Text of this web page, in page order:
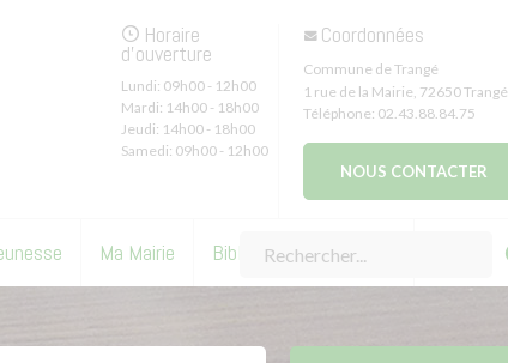
Horaire
d'ouverture
Lundi: 09h00 - 12h00
Mardi: 14h00 - 18h00
Jeudi: 14h00 - 18h00
Samedi: 09h00 - 12h00
Coordonnées
Commune de Trangé
1 rue de la Mairie, 72650Trangé
Téléphone: 02.43.88.84.75
NOUS CONTACTER
Ma Mairie Bibliothèque de Trangé